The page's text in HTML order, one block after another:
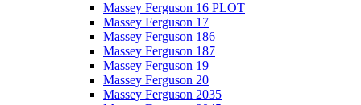
Massey Ferguson 16 PLOT
Massey Ferguson 17
Massey Ferguson 186
Massey Ferguson 187
Massey Ferguson 19
Massey Ferguson 20
Massey Ferguson 2035